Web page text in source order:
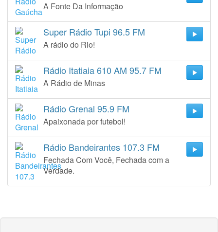
A Fonte Da Informação
Super Rádio Tupi 96.5 FM
A rádio do Rio!
Rádio Itatiaia 610 AM 95.7 FM
A Rádio de Minas
Rádio Grenal 95.9 FM
Apaixonada por futebol!
Rádio Bandeirantes 107.3 FM
Fechada Com Você, Fechada com a
Verdade.